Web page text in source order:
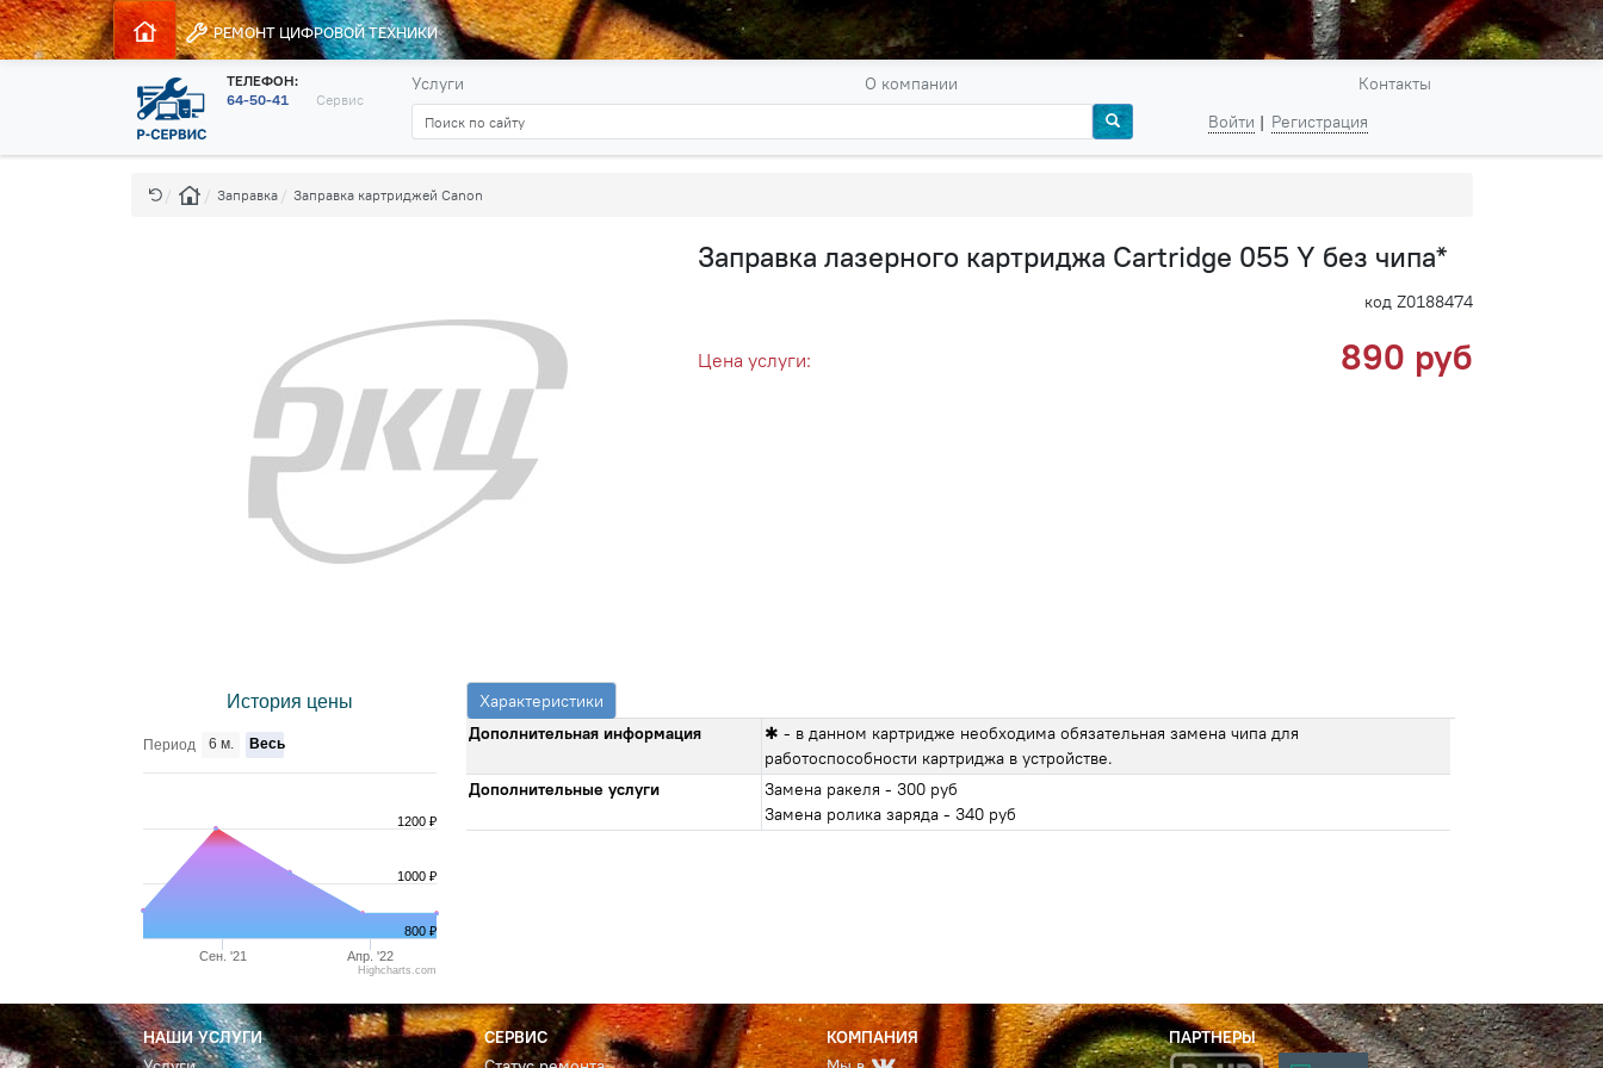
РЕМОНТЦИФРОВОЙ ТЕХНИКИ
ТЕЛЕФОН:
64-50-41
Сервис
Услуги О компании
Контакты
Войти
Регистрация
Заправка Заправка картриджей Canon
Заправка лазерного картриджа Cartridge 055 Y без чипа*
код Z0188474
Цена услуги: 890 руб
История цены
Сен. '21 Апр. '22
800 ₽
1000 ₽
1200 ₽
Период 6 м. Весь
Highcharts.com
Характеристики
Дополнительная информация
✱ - в данном картридже необходима обязательная замена чипа для
работоспособности картриджа в устройстве.
Дополнительные услуги
Замена ракеля - 300 руб
Замена ролика заряда - 340 руб
НАШИ УСЛУГИ
СЕРВИС
КОМПАНИЯ
ПАРТНЕРЫ